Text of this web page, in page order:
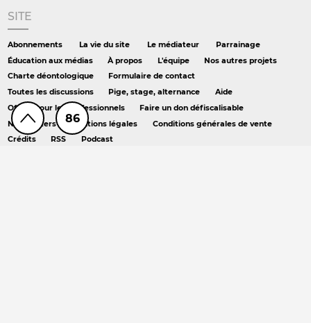
86
SITE
Abonnements La vie du site Le médiateur
Parrainage
Éducation aux médias
À propos L'équipe
Nos autres projets
Charte déontologique
Formulaire de contact
Toutes les discussions
Pige, stage, alternance
Aide
Offres pour les professionnels
Faire un don défiscalisable
Newsletters
Mentions légales
Conditions générales de vente
Crédits
RSS Podcast